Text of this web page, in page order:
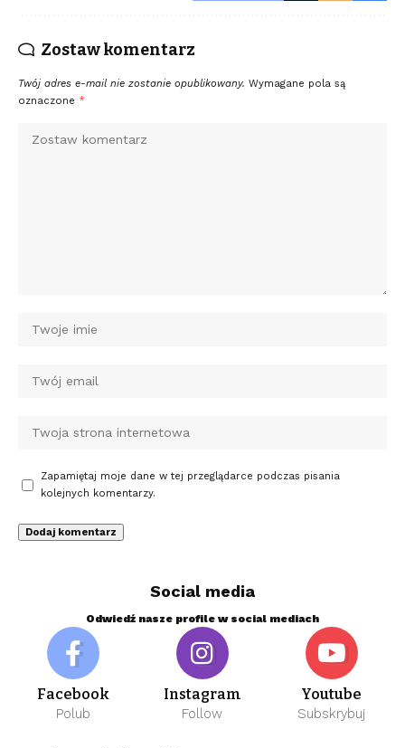
Zostaw komentarz
Twój adres e-mail nie zostanie opublikowany. Wymagane pola są
oznaczone *
Zapamiętaj moje dane w tej przeglądarce podczas pisania
kolejnych komentarzy.
Social media
Odwiedź nasze profile w social mediach
Facebook
Polub
Instagram
Follow
Youtube
Subskrybuj